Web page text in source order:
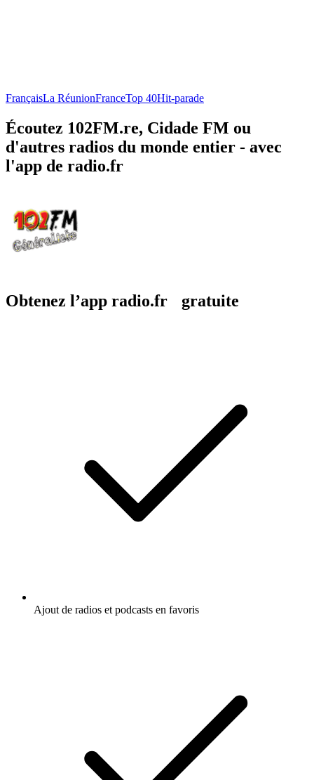
FrançaisLa RéunionFranceTop 40Hit-parade
Écoutez 102FM.re, Cidade FM ou
d'autres radios du monde entier - avec
l'app de radio.fr
Obtenez l’app radio.fr gratuite
Ajout de radios et podcasts en favoris